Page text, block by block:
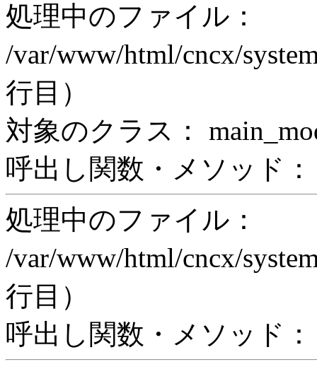
処理中のファイル：
/var/www/html/cncx/
行目）
対象のクラス：
呼出し関数・メソッド：
処理中のファイル：
/var/www/html/cncx/
行目）
呼出し関数・メソッド：